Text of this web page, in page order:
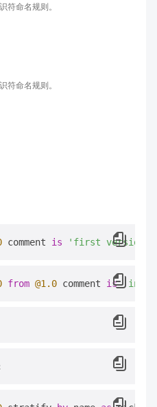
符命名规则。
符命名规则。
comment is 'first version'
from @1 .0 comment is